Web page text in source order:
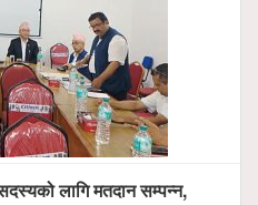
लागि मतदान सम्पन्न,